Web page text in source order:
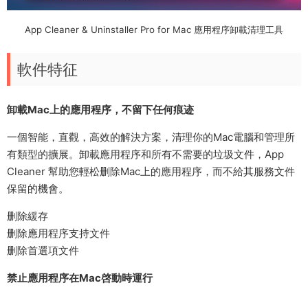
App Cleaner & Uninstaller Pro for Mac 應用程序卸載清理工具
軟件特征
卸載Mac上的應用程序，不留下任何痕迹
一個智能，直觀，高效的解決方案，清理你的Mac電腦和管理所
有類型的擴展。卸載應用程序和所有不需要的垃圾文件，App
Cleaner 幫助您輕松删除Mac上的應用程序，而不給其服務文件
保留的機會。
删除緩存
删除應用程序支持文件
删除首選項文件
禁止應用程序在Mac啓動時運行